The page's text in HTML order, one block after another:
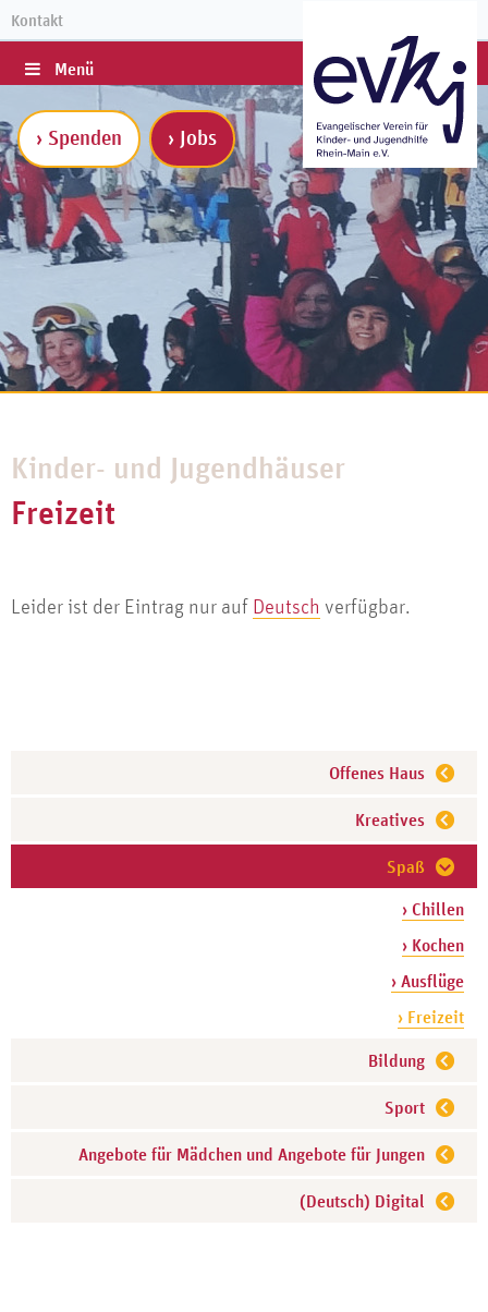
Kontakt
Menü
› Spenden › Jobs
Kinder- und Jugendhäuser
Freizeit
Leider ist der Eintrag nur auf Deutsch verfügbar.
Offenes Haus
Kreatives
Spaß
› Chillen
› Kochen
› Ausflüge
› Freizeit
Bildung
Sport
Angebote für Mädchen und Angebote für Jungen
(Deutsch) Digital